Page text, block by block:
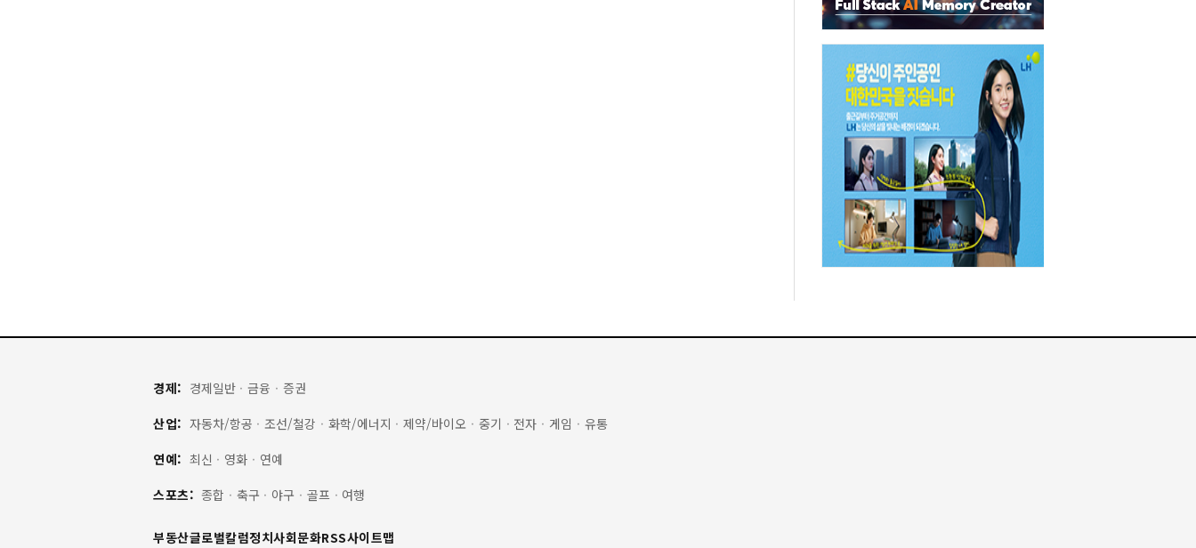
경제: 경제일반 · 금융 · 증권
산업: 자동차/항공 · 조선/철강 · 화학/에너지 · 제약/바이오 · 중기 · 전자 · 게임 · 유통
연예: 최신 · 영화 · 연예
스포츠: 종합 · 축구 · 야구 · 골프 · 여행
부동산글로벌칼럼정치사회문화RSS사이트맵